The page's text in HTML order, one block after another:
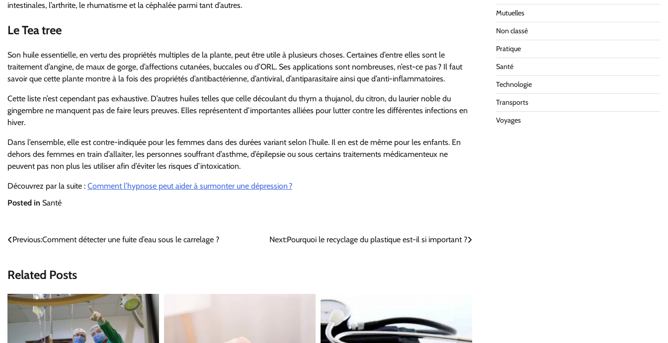
intestinales, l’arthrite, le rhumatisme et la céphalée parmi tant d’autres.
Le Tea tree
Son huile essentielle, en vertu des propriétés multiples de la plante, peut être utile à plusieurs choses. Certaines d’entre elles sont le
traitement d’angine, de maux de gorge, d’affections cutanées, buccales ou d’ORL. Ses applications sont nombreuses, n’est-ce pas ? Il faut
savoir que cette plante montre à la fois des propriétés d’antibactérienne, d’antiviral, d’antiparasitaire ainsi que d’anti-inflammatoires.
Cette liste n’est cependant pas exhaustive. D’autres huiles telles que celle découlant du thym a thujanol, du citron, du laurier noble du
gingembre ne manquent pas de faire leurs preuves. Elles représentent d’importantes alliées pour lutter contre les différentes infections en
hiver.
Dans l’ensemble, elle estcontre-indiquée pour les femmes dans des durées variant selon l’huile. Il en est de même pour les enfants. En
dehors des femmes en train d’allaiter, les personnes souffrant d’asthme, d’épilepsie ou sous certains traitements médicamenteux ne
peuvent pas non plus les utiliser afin d’éviter les risques d’intoxication.
Découvrez par la suite : Comment l’hypnose peut aider à surmonter une dépression ?
Posted in Santé
Navigation
l’article
Previous:Comment détecter une fuite d’eau sous le carrelage ? Next:Pourquoi le recyclage du plastique est-il si important ?
Related Posts
Mutuelles
Non classé
Pratique
Santé
Technologie
Transports
Voyages